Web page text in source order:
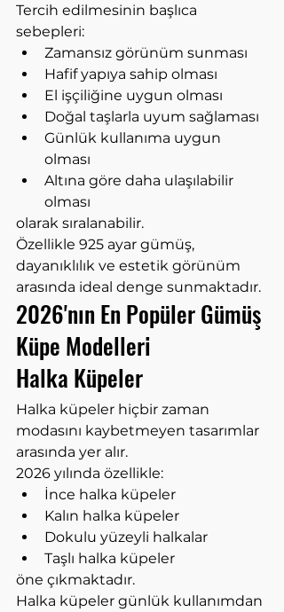
Tercih edilmesinin başlıca
sebepleri:
Zamansız görünüm sunması
Hafif yapıya sahip olması
El işçiliğine uygun olması
Doğal taşlarla uyum sağlaması
Günlük kullanıma uygun
olması
Altına göre daha ulaşılabilir
olması
olarak sıralanabilir.
Özellikle 925 ayar gümüş,
dayanıklılık ve estetik görünüm
arasında ideal denge sunmaktadır.
2026'nın En Popüler Gümüş
Küpe Modelleri
Halka Küpeler
Halka küpeler hiçbir zaman
modasını kaybetmeyen tasarımlar
arasında yer alır.
2026 yılında özellikle:
İnce halka küpeler
Kalın halka küpeler
Dokulu yüzeyli halkalar
Taşlı halka küpeler
öne çıkmaktadır.
Halka küpeler günlük kullanımdan